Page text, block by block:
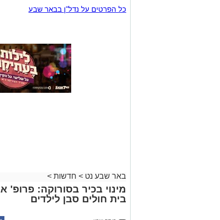
כל הפרטים על נדל"ן בבאר שבע
באר שבע נט > חדשות >
מינוי בכיר בסורוקה:
בית חולים סבן לילדים